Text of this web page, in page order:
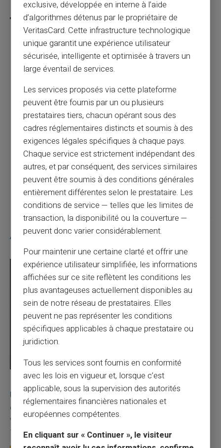
Ma carte de paiement s’est arrêtée de
fonctionner subitement : que faire ?
Article précédent
Jours fériés et fermetures interbancaires :
quelle est la différence ?
Article suivant
Articles similaires
03/08/2026 Veritas Carte prépayée
Une carte bancaire gratuite sans compte, ça
existe ?
Vous avez tapé cette recherche parce que votre banque vous
facture 50 € par an pour une carte que vo...
exclusive, développée en interne à l’aide
d’algorithmes détenus par le propriétaire de
VeritasCard. Cette infrastructure technologique
unique garantit une expérience utilisateur
sécurisée, intelligente et optimisée à travers un
large éventail de services.
Les services proposés via cette plateforme
peuvent être fournis par un ou plusieurs
prestataires tiers, chacun opérant sous des
cadres réglementaires distincts et soumis à des
exigences légales spécifiques à chaque pays.
Chaque service est strictement indépendant des
autres, et par conséquent, des services similaires
peuvent être soumis à des conditions générales
entièrement différentes selon le prestataire. Les
conditions de service — telles que les limites de
transaction, la disponibilité ou la couverture —
peuvent donc varier considérablement.
Pour maintenir une certaine clarté et offrir une
expérience utilisateur simplifiée, les informations
affichées sur ce site reflètent les conditions les
plus avantageuses actuellement disponibles au
sein de notre réseau de prestataires. Elles
peuvent ne pas représenter les conditions
spécifiques applicables à chaque prestataire ou
juridiction.
Tous les services sont fournis en conformité
avec les lois en vigueur et, lorsque c’est
applicable, sous la supervision des autorités
réglementaires financières nationales et
européennes compétentes.
En cliquant sur « Continuer », le visiteur